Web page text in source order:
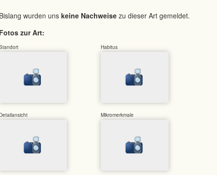
wurden uns keine Nachweise zu dieser Art gemeldet.
zur Art:
Habitus
Mikromerkmale